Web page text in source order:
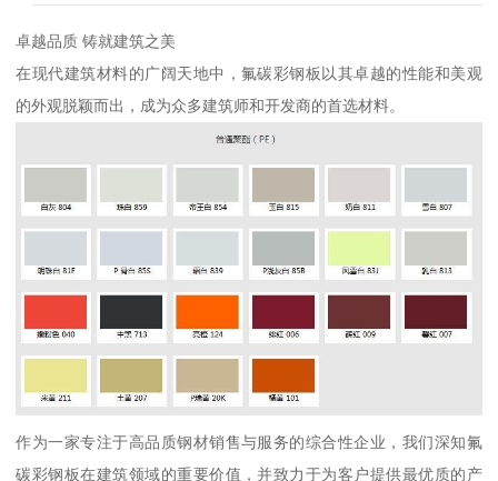
卓越品质 铸就建筑之美
在现代建筑材料的广阔天地中，氟碳彩钢板以其卓越的性能和美观
的外观脱颖而出，成为众多建筑师和开发商的首选材料。
作为一家专注于高品质钢材销售与服务的综合性企业，我们深知氟
碳彩钢板在建筑领域的重要价值，并致力于为客户提供最优质的产